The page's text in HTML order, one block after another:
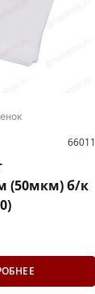
66011
(50мкм) б/к